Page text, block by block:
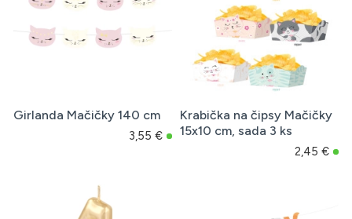
Girlanda Mačičky 140 cm
3,55 €
Krabička na čipsy Mačičky
15x10 cm, sada 3 ks
2,45 €